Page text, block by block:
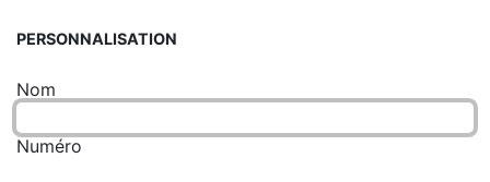
PERSONNALISATION
Nom
Numéro